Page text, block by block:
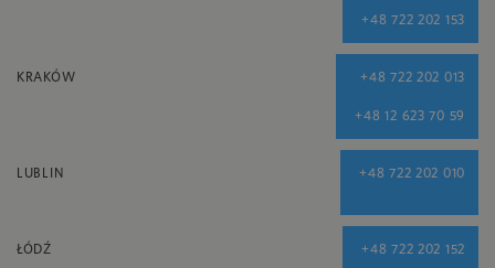
+48 722 202 153
KRAKÓW +48 722 202 013
+48 12 623 70 59
LUBLIN +48 722 202 010
ŁÓDŹ +48 722 202 152